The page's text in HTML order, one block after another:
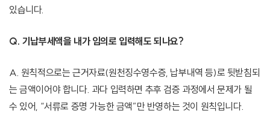
있습니다.
Q. 기납부세액을 내가 임의로 입력해도 되나요?
A. 원칙적으로는 근거자료(원천징수영수증, 납부내역 등)로 뒷받침되
는 금액이어야 합니다. 과다 입력하면 추후 검증 과정에서 문제가 될
수 있어, “서류로 증명 가능한 금액”만 반영하는 것이 원칙입니다.